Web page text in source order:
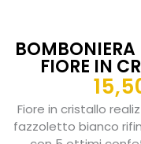
BOMBONIERA
FIORE IN
Fiore in cristallo
fazzoletto bianco